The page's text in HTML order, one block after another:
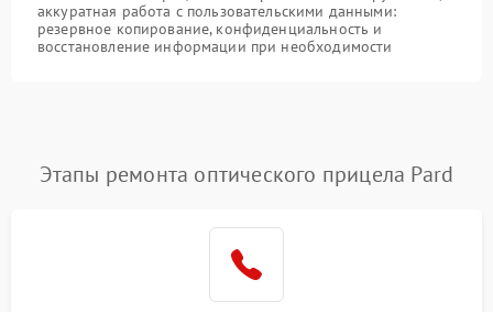
аккуратная работа с пользовательскими данными:
резервное копирование, конфиденциальность и
восстановление информации при необходимости
Этапы ремонта оптического прицела Pard